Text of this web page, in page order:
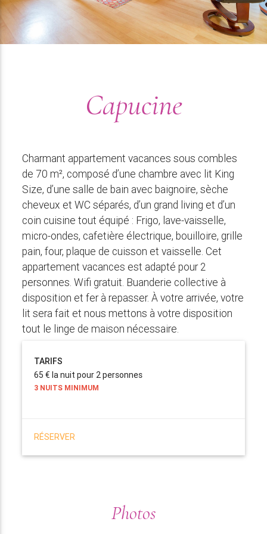
Capucine
Charmant appartement vacances sous combles
de 70 m², composé d’une chambre avec lit King
Size, d’une salle de bain avec baignoire, sèche
cheveux et WC séparés, d’un grand living et d’un
coin cuisine tout équipé : Frigo, lave-vaisselle,
micro-ondes, cafetière électrique, bouilloire, grille
pain, four, plaque de cuisson et vaisselle. Cet
appartement vacances est adapté pour 2
personnes. Wifi gratuit. Buanderie collective à
disposition et fer à repasser. À votre arrivée, votre
lit sera fait et nous mettons à votre disposition
tout le linge de maison nécessaire.
TARIFS
65 € la nuit pour 2 personnes
3 NUITS MINIMUM
RÉSERVER
Photos